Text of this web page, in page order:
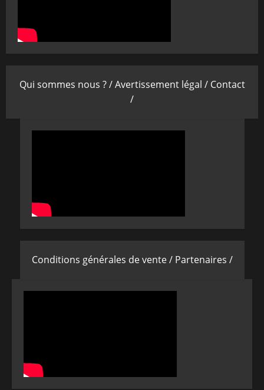
Qui sommes nous ? /Avertissement légal / Contact
/
Conditions générales de vente / Partenaires /